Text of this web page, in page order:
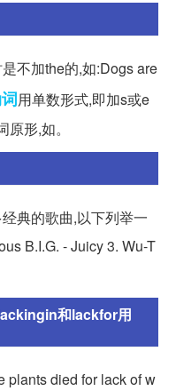
不加the的,如:Dogs are
用单数形式,即加s或e
形,如。
典的歌曲,以下列举一
B.I.G. - Juicy 3. Wu-T
和lackfor用
plants died for lack of w